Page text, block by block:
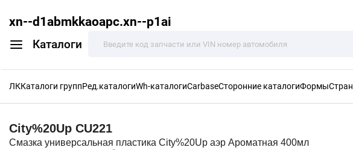
xn--d1abmkkaoapc.xn--p1ai
Каталоги
ЛККаталоги группРед.каталогиWh-каталогиCarbaseСторонние каталогиФормы
City%20Up CU221
Смазка универсальная пластика City%20Up аэр Ароматная 400мл